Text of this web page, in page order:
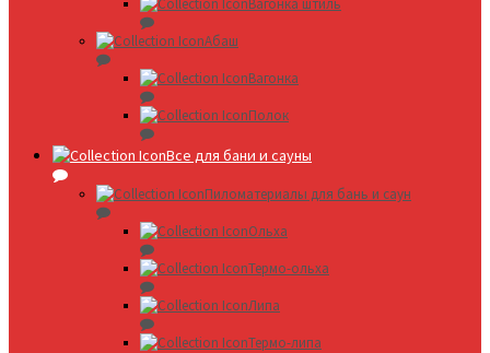
Вагонка штиль
Абаш
Вагонка
Полок
Все для бани и сауны
Пиломатериалы для бань и саун
Ольха
Термо-ольха
Липа
Термо-липа